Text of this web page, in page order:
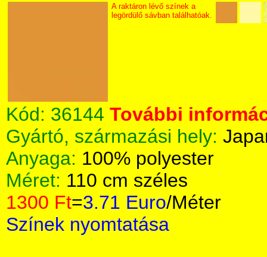
A raktáron lévő színek a
legördülő sávban találhatóak.
Kód: 36144 További
Gyártó, származási hely:
Anyaga: 100% polyester
Méret: 110 cm széles
1300 Ft=3.71 Euro/Méter
Színek nyomtatása